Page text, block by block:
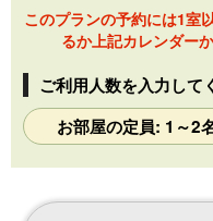
【定員】 5名
【設備/備品】
BSのみ視聴可）、冷蔵
ヤー、加湿機能付空気清
※全館Wi-Fi対応しており
【アメニティ】
プ、ハンドソープ、ひげ
このプランの予約には1室
るか上記カレンダー
ご利用人数を入力して
お部屋の定員: 1～2